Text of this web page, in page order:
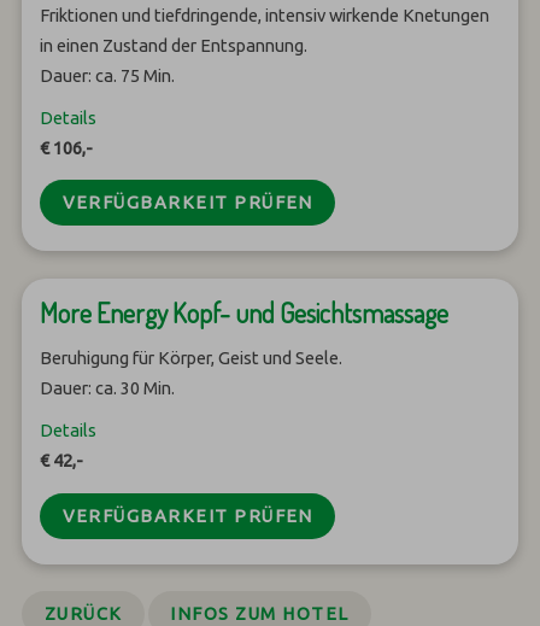
Friktionen und tiefdringende, intensiv wirkende Knetungen
in einen Zustand der Entspannung.
Dauer: ca. 75 Min.
Details
€ 106,-
VERFÜGBARKEIT PRÜFEN
More Energy Kopf- und Gesichtsmassage
Beruhigung für Körper, Geist und Seele.
Dauer: ca. 30 Min.
Details
€ 42,-
VERFÜGBARKEIT PRÜFEN
ZURÜCK INFOS ZUM HOTEL